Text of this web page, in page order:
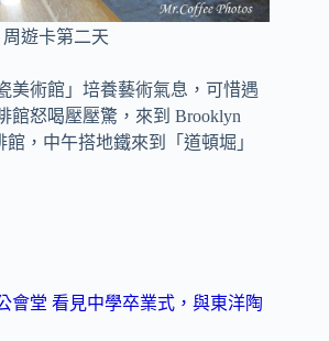
周遊卡第二天
美術館」培養藝術氣息，可惜遇
館怒喝壓壓驚，來到 Brooklyn
館，中午搭地鐵來到「道頓堀」
會堂 看見中學卒業式，與東洋陶